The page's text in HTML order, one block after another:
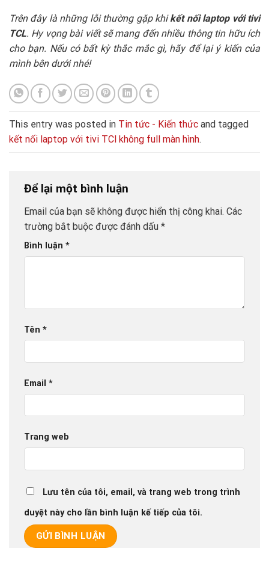
Trên đây là những lỗi thường gặp khikết nối laptop với tivi
TCL. Hy vọng bài viết sẽ mang đến nhiều thông tin hữu ích
cho bạn. Nếu có bất kỳ thắc mắc gì, hãy để lại ý kiến của
mình bên dưới nhé!
This entry was posted in Tin tức - Kiến thức and tagged
kết nối laptop với tivi TCl không full màn hình.
Để lại một bình luận
Email của bạn sẽ không được hiển thị công khai. Các
trường bắt buộc được đánh dấu *
Bình luận *
Tên *
Email *
Trang web
Lưu tên của tôi, email, và trang web trong trình
duyệt này cho lần bình luận kế tiếp của tôi.